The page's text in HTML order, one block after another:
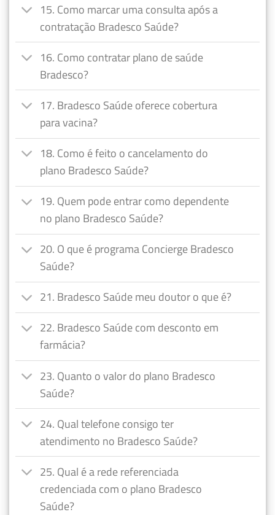
15. Como marcar uma consulta após a
contratação Bradesco Saúde?
16. Como contratar plano de saúde
Bradesco?
17. Bradesco Saúde oferece cobertura
para vacina?
18. Como é feito o cancelamento do
plano Bradesco Saúde?
19. Quem pode entrar como dependente
no plano Bradesco Saúde?
20. O que é programa Concierge Bradesco
Saúde?
21. Bradesco Saúde meu doutor o que é?
22. Bradesco Saúde com desconto em
farmácia?
23. Quanto o valor do plano Bradesco
Saúde?
24. Qual telefone consigo ter
atendimento no Bradesco Saúde?
25. Qual é a rede referenciada
credenciada com o plano Bradesco
Saúde?